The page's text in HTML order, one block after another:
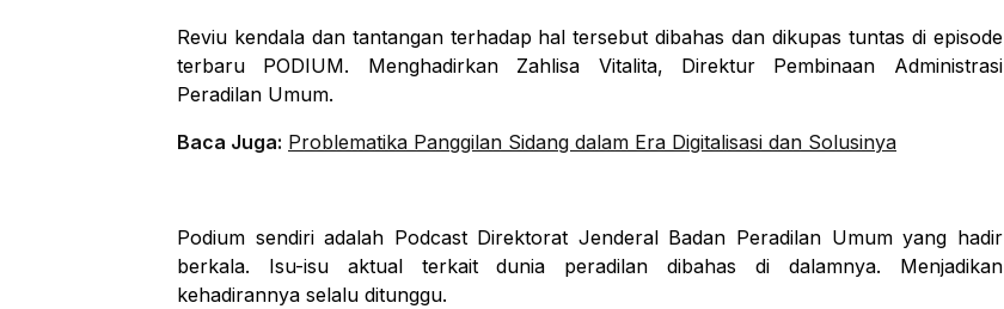
Reviu kendala dan tantangan terhadap hal tersebut dibahas dan dikupas tuntas di episode
terbaru PODIUM. Menghadirkan Zahlisa Vitalita, Direktur Pembinaan Administrasi
Peradilan Umum.
Baca Juga: Problematika Panggilan Sidang dalam Era Digitalisasi dan Solusinya
Podium sendiri adalah Podcast Direktorat Jenderal Badan Peradilan Umum yang hadir
berkala. Isu-isu aktual terkait dunia peradilan dibahas di dalamnya. Menjadikan
kehadirannya selalu ditunggu.